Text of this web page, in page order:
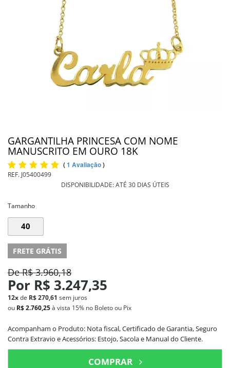
PINGENTE DE OURO
GARGANTILHA PRINCESA COM NOME
MANUSCRITO EM OURO 18K
(1 Avaliação)
REF. J05400499
DISPONIBILIDADE:ATÉ 30 DIAS ÚTEIS
Tamanho
40
FRETE GRÁTIS
DeR$ 3.960,18
Por R$ 3.247,35
12xde R$ 270,61 sem juros
ou R$ 2.760,25à vista 15% no Boleto ou Pix
Acompanham o Produto: Nota fiscal, Certificado de Garantia, Seguro
Contra Extravio e Acessórios: Estojo, Sacola e Manual do Cliente.
COMPRAR